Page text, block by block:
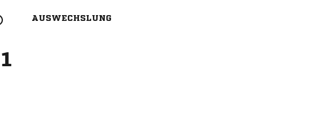
AUSWECHSLUNG
